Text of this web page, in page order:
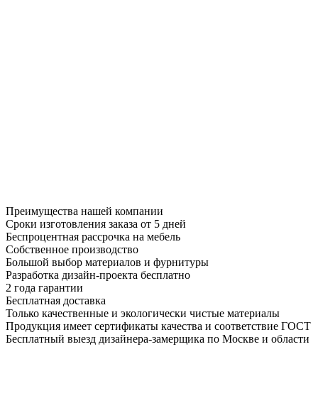
Преимущества нашей компании
Сроки изготовления заказа от 5 дней
Беспроцентная рассрочка на мебель
Собственное производство
Большой выбор материалов и фурнитуры
Разработка дизайн-проекта бесплатно
2 года гарантии
Бесплатная доставка
Только качественные и экологически чистые материалы
Продукция имеет сертификаты качества и соответствие ГОСТ
Бесплатный выезд дизайнера-замерщика по Москве и области